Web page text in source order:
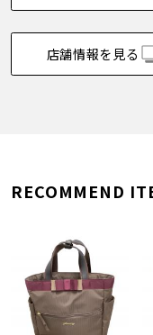
店舗情報を見る
RECOMMEND